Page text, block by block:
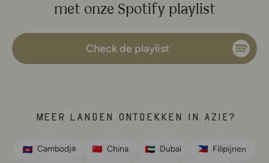
met onze Spotify playlist
Check de playlistDeze link leidt naar
Meer landen ontdekken in Azië?
Cambodja China Dubai Filipijnen